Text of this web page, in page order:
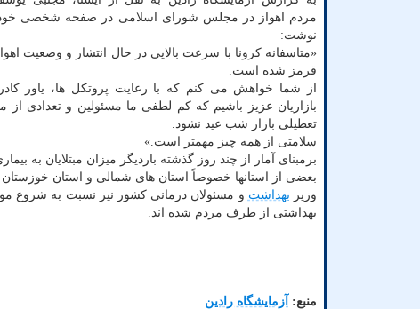
مردم اهواز در مجلس شورای اسلامی در صفحه شخصی خود
نوشت:
قرمز شده است.
از شما خواهش می کنم که با رعایت پروتکل ها، یاور
بازاریان عزیز باشیم که کم لطفی ما مسئولین و تعدادی
تعطیلی بازار شب عید نشود.
سلامتی از همه چیز مهمتر است.»
برمبنای آمار از چند روز گذشته باردیگر میزان مبتلایان به
بعضی از استانها خصوصاً استان های شمالی و استان خوزستان
وزیر بهداشت و مسئولان درمانی کشور نیز نسبت به شروع
بهداشتی از طرف مردم شده اند.
منبع: آزمایشگاه رادین